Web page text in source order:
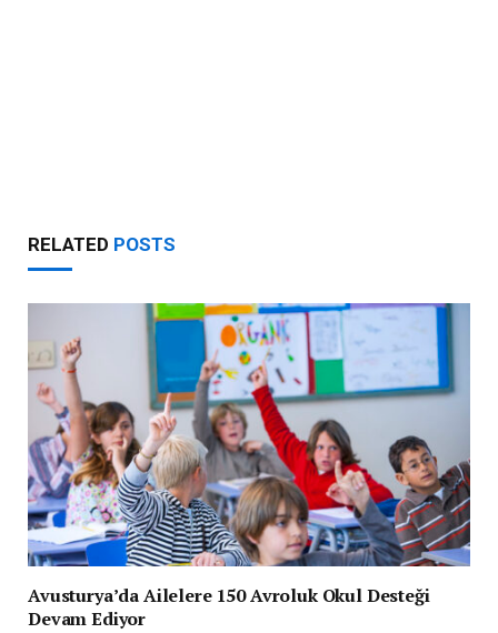
RELATED POSTS
Avusturya’da Ailelere 150 Avroluk Okul Desteği
Devam Ediyor